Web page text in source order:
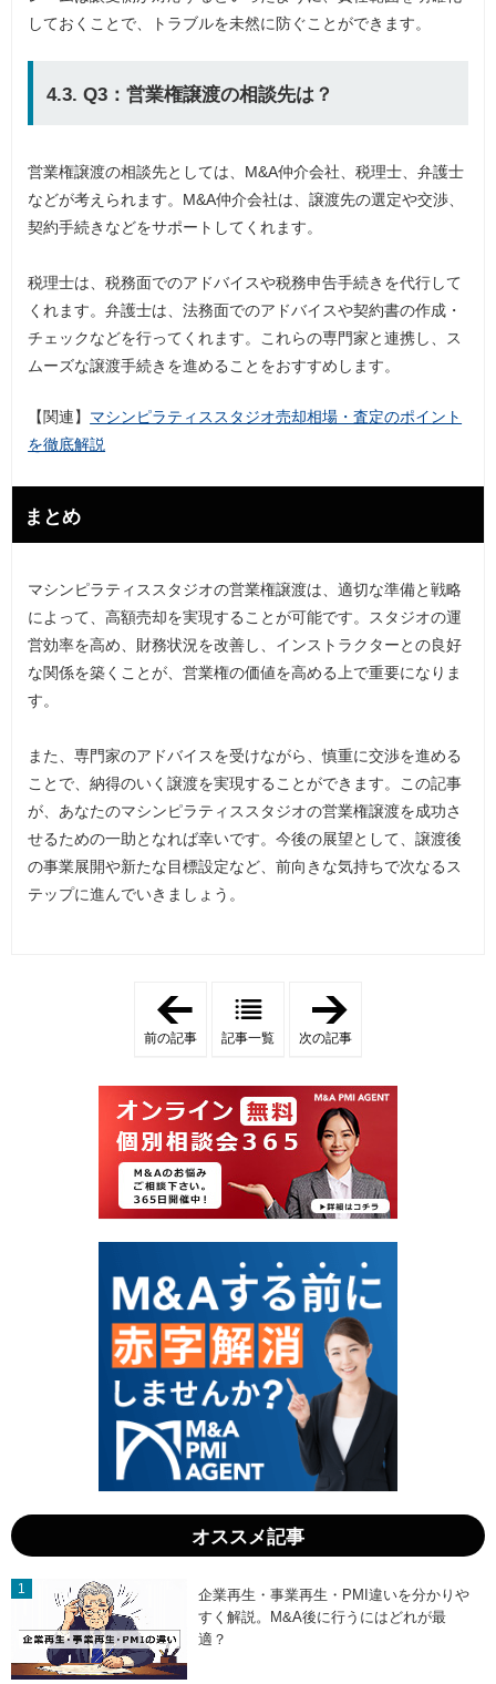
しておくことで、トラブルを未然に防ぐことができます。
4.3. Q3：営業権譲渡の相談先は？
営業権譲渡の相談先としては、M&A仲介会社、税理士、弁護士
などが考えられます。M&A仲介会社は、譲渡先の選定や交渉、
契約手続きなどをサポートしてくれます。
税理士は、税務面でのアドバイスや税務申告手続きを代行して
くれます。弁護士は、法務面でのアドバイスや契約書の作成・
チェックなどを行ってくれます。これらの専門家と連携し、ス
ムーズな譲渡手続きを進めることをおすすめします。
【関連】 マシンピラティススタジオ売却相場・査定のポイント
を徹底解説
まとめ
マシンピラティススタジオの営業権譲渡は、適切な準備と戦略
によって、高額売却を実現することが可能です。スタジオの運
営効率を高め、財務状況を改善し、インストラクターとの良好
な関係を築くことが、営業権の価値を高める上で重要になりま
す。
また、専門家のアドバイスを受けながら、慎重に交渉を進める
ことで、納得のいく譲渡を実現することができます。この記事
が、あなたのマシンピラティススタジオの営業権譲渡を成功さ
せるための一助となれば幸いです。今後の展望として、譲渡後
の事業展開や新たな目標設定など、前向きな気持ちで次なるス
テップに進んでいきましょう。
テ
ィ
ス
ス
タ
ジ
の
企
業
値
向
上
戦
略
と
は
？
」
前の記事 記事一覧
テ
ジ
オ
の
事
業
渡
に
お
け
る
「
の
れ
ん
代
？
次の記事
オススメ記事
企業再生・事業再生・PMI違いを分かりや
すく解説。M&A後に行うにはどれが最
適？